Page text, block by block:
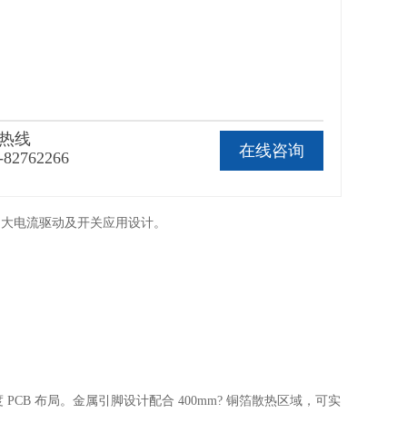
在线咨询
线
电流驱动及开关应用设计。
布局。金属引脚设计配合 400mm? 铜箔散热区域，可实